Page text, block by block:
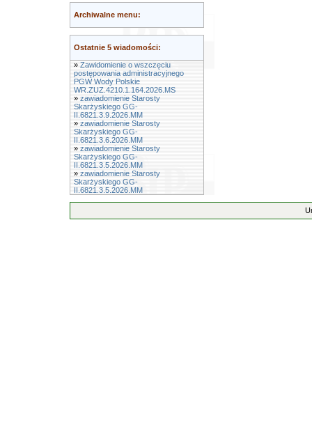
Archiwalne menu:
Ostatnie 5 wiadomości:
» Zawidomienie o wszczęciu
postępowania administracyjnego
PGW Wody Polskie
WR.ZUZ.4210.1.164.2026.MS
» zawiadomienie Starosty
Skarżyskiego GG-
II.6821.3.9.2026.MM
» zawiadomienie Starosty
Skarżyskiego GG-
II.6821.3.6.2026.MM
» zawiadomienie Starosty
Skarżyskiego GG-
II.6821.3.5.2026.MM
» zawiadomienie Starosty
Skarżyskiego GG-
II.6821.3.5.2026.MM